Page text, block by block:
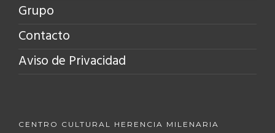
Grupo
Contacto
Aviso de Privacidad
CENTRO CULTURAL HERENCIA MILENARIA